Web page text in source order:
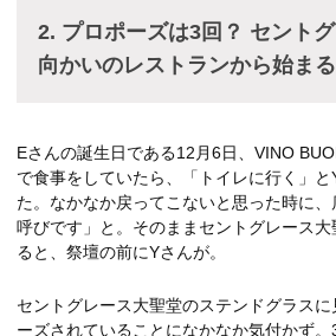
2. プロポーズは3回？ セント
向かいのレストランから始ま
Eさんの誕生日である12月6日、VINO
で食事をしていたら、「トイレに行く」
た。なかなか戻ってこないと思った時に
呼びです」と。そのままセントグレース
ると、祭壇の前にYさんが。
セントグレース大聖堂のステンドグラス
ーズされていることになかなか気付かず。